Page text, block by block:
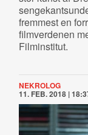
fremmest en
filmverdenen
Filminstitut.
NEKROLOG
11. FEB. 2018 |